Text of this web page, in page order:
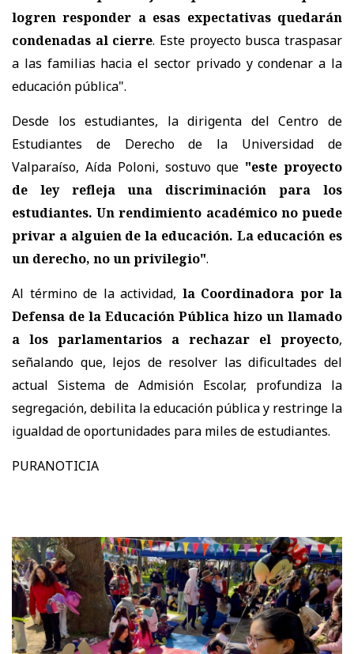
logren responder a esas expectativas quedarán
condenadas al cierre. Este proyecto busca traspasar
a las familias hacia el sector privado y condenar a la
educación pública".
Desde los estudiantes, la dirigenta del Centro de
Estudiantes de Derecho de la Universidad de
Valparaíso, Aída Poloni, sostuvo que "este proyecto
de ley refleja una discriminación para los
estudiantes. Un rendimiento académico no puede
privar a alguien de la educación. La educación es
un derecho, no un privilegio".
Al término de la actividad, la Coordinadora por la
Defensa de la Educación Pública hizo un llamado
a los parlamentarios a rechazar el proyecto,
señalando que, lejos de resolver las dificultades del
actual Sistema de Admisión Escolar, profundiza la
segregación, debilita la educación pública y restringe la
igualdad de oportunidades para miles de estudiantes.
PURANOTICIA